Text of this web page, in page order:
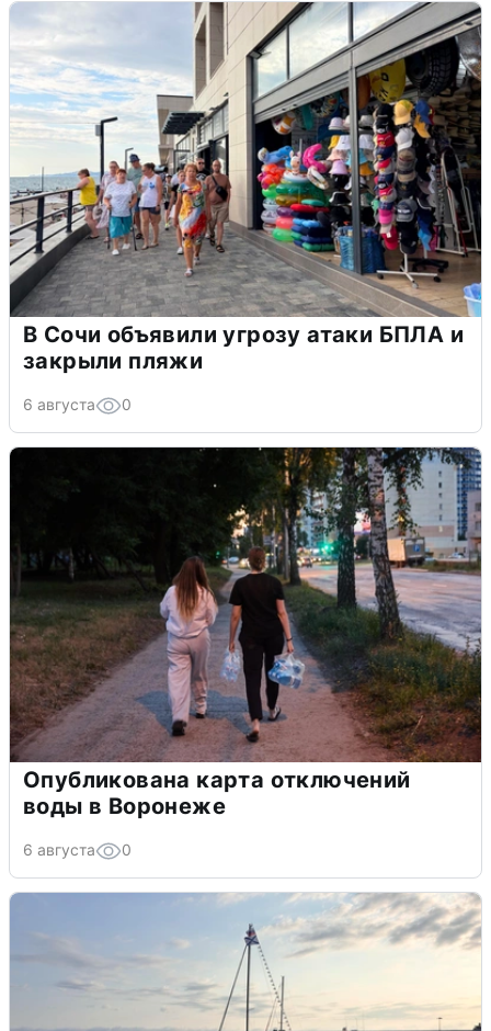
В Сочи объявили угрозу атаки БПЛА и
закрыли пляжи
6 августа 0
Опубликована карта отключений
воды в Воронеже
6 августа 0